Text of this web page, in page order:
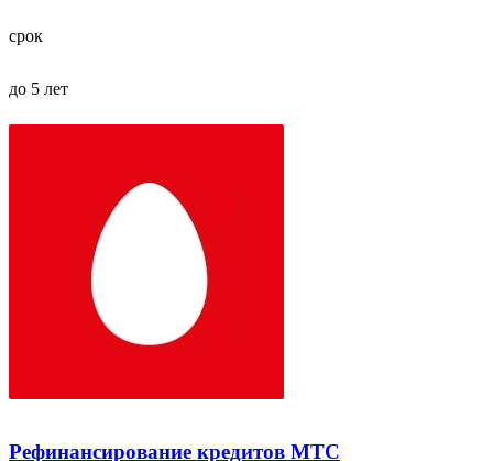
срок
до 5 лет
Рефинансирование кредитов МТС